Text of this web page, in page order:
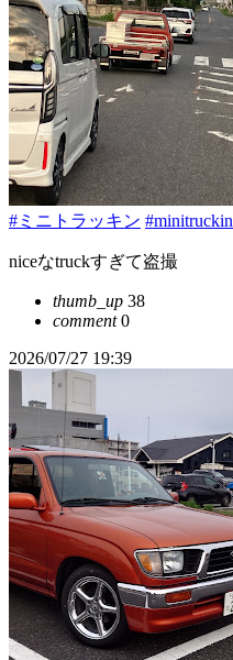
#ミニトラッキン #minitruckin
niceなtruckすぎて盗撮
thumb_up 38
comment0
2026/07/27 19:39